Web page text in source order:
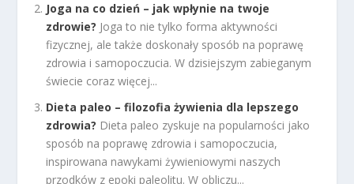
Joga na co dzień – jak wpłynie na twoje
zdrowie? Joga to nie tylko forma aktywności
fizycznej, ale także doskonały sposób na poprawę
zdrowia i samopoczucia. W dzisiejszym zabieganym
świecie coraz więcej...
Dieta paleo – filozofia żywienia dla lepszego
zdrowia? Dieta paleo zyskuje na popularności jako
sposób na poprawę zdrowia i samopoczucia,
inspirowana nawykami żywieniowymi naszych
przodków z epoki paleolitu. W obliczu...